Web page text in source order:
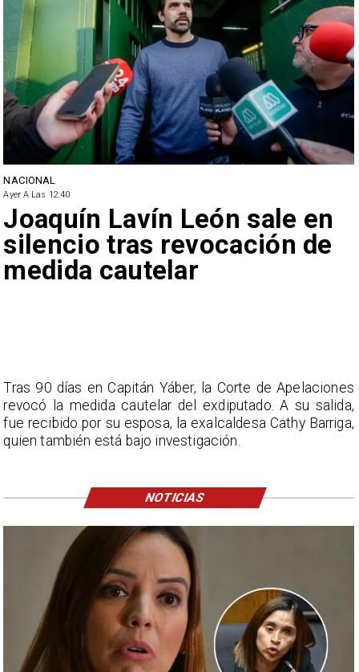
NACIONAL
Ayer A Las 12:40
Joaquín Lavín León sale en
silencio tras revocación de
medida cautelar
Tras 90 días en Capitán Yáber, la Corte de Apelaciones
revocó la medida cautelar del exdiputado. A su salida,
fue recibido por su esposa, la exalcaldesa Cathy Barriga,
quien también está bajo investigación.
NOTICIAS